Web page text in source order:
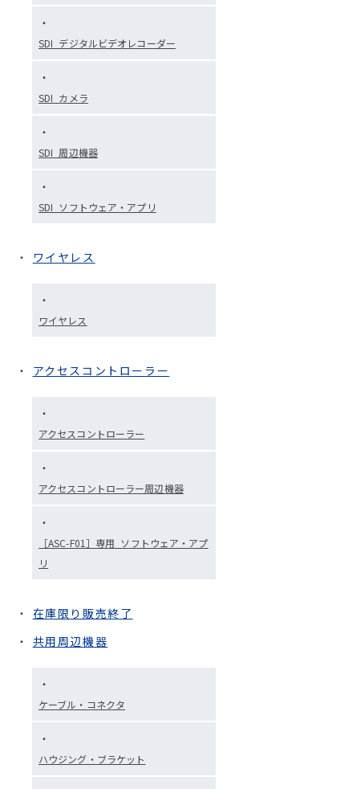
SDI_デジタルビデオレコーダー
SDI_カメラ
SDI_周辺機器
SDI_ソフトウェア・アプリ
ワイヤレス
ワイヤレス
アクセスコントローラー
アクセスコントローラー
アクセスコントローラー周辺機器
［ASC-F01］専用_ソフトウェア・アプ
リ
在庫限り販売終了
共用周辺機器
ケーブル・コネクタ
ハウジング・ブラケット